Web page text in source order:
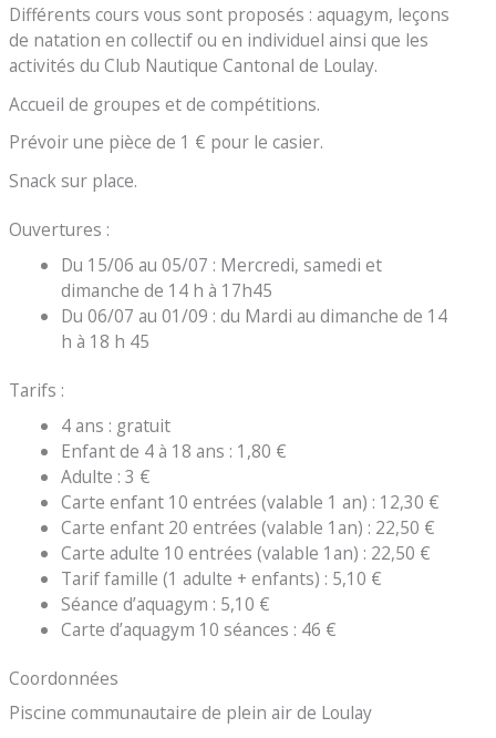
Différents cours vous sont proposés : aquagym, leçons
de natation en collectif ou en individuel ainsi que les
activités du Club Nautique Cantonal de Loulay.
Accueil de groupes et de compétitions.
Prévoir une pièce de 1 € pour le casier.
Snack sur place.
Ouvertures :
Du 15/06 au 05/07 : Mercredi, samedi et
dimanche de 14 h à 17h45
Du 06/07 au 01/09 : du Mardi au dimanche de 14
h à 18 h 45
Tarifs :
4 ans : gratuit
Enfant de 4 à 18 ans : 1,80 €
Adulte : 3 €
Carte enfant 10 entrées (valable 1 an) : 12,30 €
Carte enfant 20 entrées (valable 1an) : 22,50 €
Carte adulte 10 entrées (valable 1an) : 22,50 €
Tarif famille (1 adulte + enfants) : 5,10 €
Séance d’aquagym : 5,10 €
Carte d’aquagym 10 séances : 46 €
Coordonnées
Piscine communautaire de plein air de Loulay